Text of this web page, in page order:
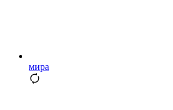
мира